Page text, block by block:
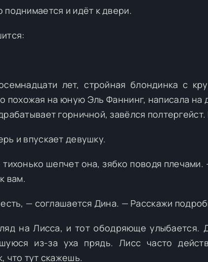
поднимается и идёт к двери.
лет, стройная блондинка с
похожая на юную Эль Фаннинг, написала на
горничной, завёлся
и впускает девушку.
шепчет она, зябко поводя
вам.
— соглашается Дина. — Расскажи
на Лисса, и тот ободряюще улыбается.
из-за уха прядь. Лисс часто
что тут скажешь.